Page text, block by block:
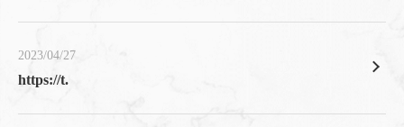
2023/04/27
https://t.